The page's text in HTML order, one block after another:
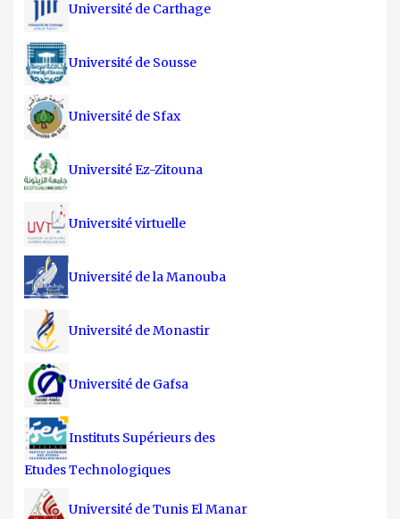
Université de Carthage
Université de Sousse
Université de Sfax
Université Ez-Zitouna
Université virtuelle
Université de la Manouba
Université de Monastir
Université de Gafsa
Instituts Supérieurs des
Etudes Technologiques
Université de Tunis El Manar